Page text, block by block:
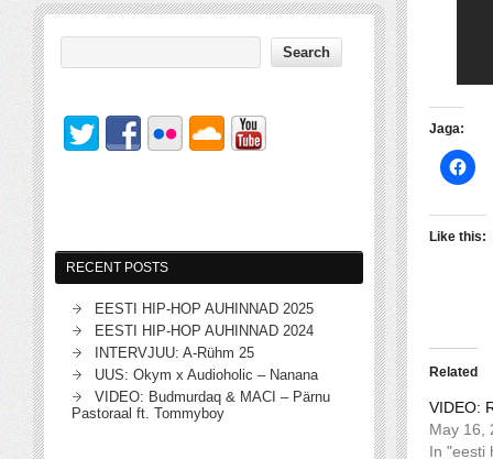
Jaga:
Like this:
Related
VIDEO:
May 16,
In "eesti
RECENT POSTS
EESTI HIP-HOP AUHINNAD 2025
EESTI HIP-HOP AUHINNAD 2024
INTERVJUU: A-Rühm 25
UUS: Okym x Audioholic – Nanana
VIDEO: Budmurdaq & MACI – Pärnu
Pastoraal ft. Tommyboy